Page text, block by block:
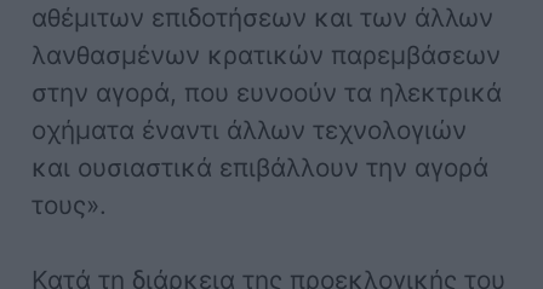
αθέμιτων επιδοτήσεων και των άλλων
λανθασμένων κρατικών παρεμβάσεων
στην αγορά, που ευνοούν τα ηλεκτρικά
οχήματα έναντι άλλων τεχνολογιών
και ουσιαστικά επιβάλλουν την αγορά
τους».
Κατά τη διάρκεια της προεκλογικής του